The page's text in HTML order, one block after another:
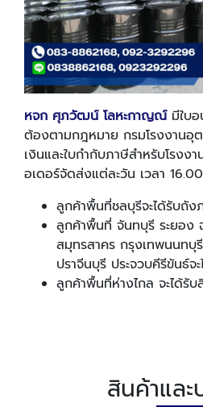
หจก ศุภวัฒน์ โลหะกาญณ์ มีใบ
ต้องตามกฎหมาย กรมโรงงานอุ
เงินและใบกำกับภาษีสำหรับโรงง
อเดอร์จัดส่งแต่ละวัน เวลา
ลูกค้าพื้นที่ชลบุรีจะได้รับถัง
ลูกค้าพื้นที่ จันทบุรี ระยอง
สมุทรสาคร กรุงเทพนนทบุ
ปราจีนบุรี ประจวบคีรีขันธ์
ลูกค้าพื้นที่ห่างไกล จะได้รั
สินค้าและ